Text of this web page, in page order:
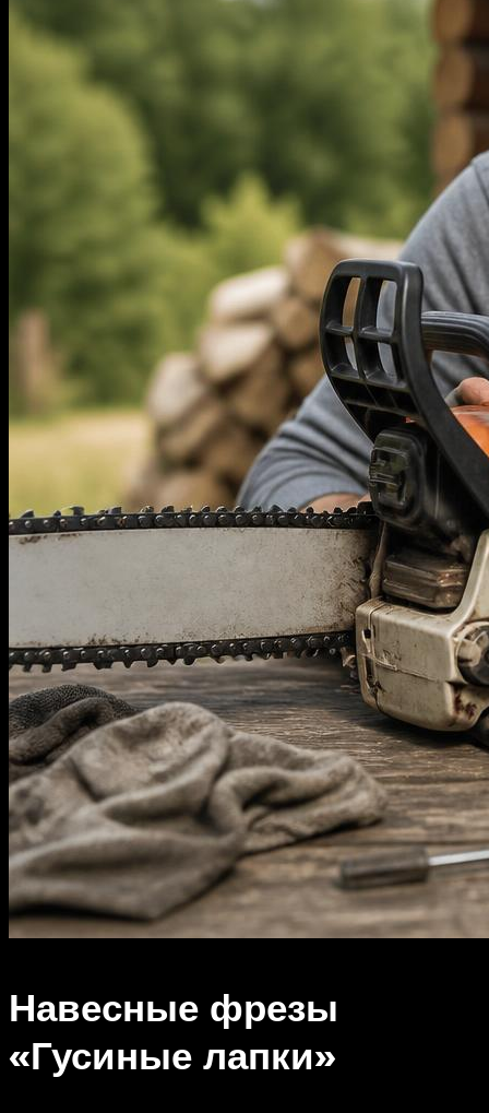
Навесные фрезы
«Гусиные лапки»